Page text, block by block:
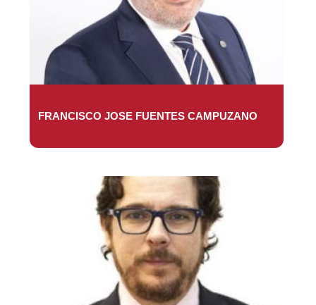
FRANCISCO JOSE FUENTES CAMPUZANO